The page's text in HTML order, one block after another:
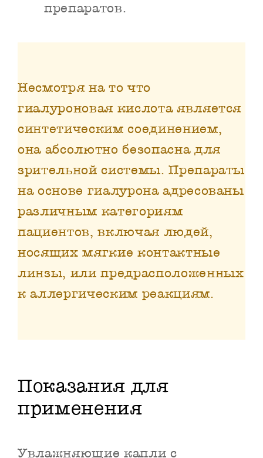
препаратов.
Несмотря на то что
гиалуроновая кислота является
синтетическим соединением,
она абсолютно безопасна для
зрительной системы. Препараты
на основе гиалурона адресованы
различным категориям
пациентов, включая людей,
носящих мягкие контактные
линзы, или предрасположенных
к аллергическим реакциям.
Показания для
применения
Увлажняющие капли с